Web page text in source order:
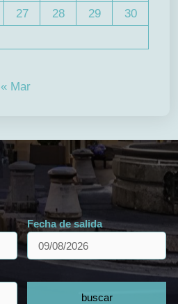
27 28 29
30
« Mar
Fecha de salida
buscar